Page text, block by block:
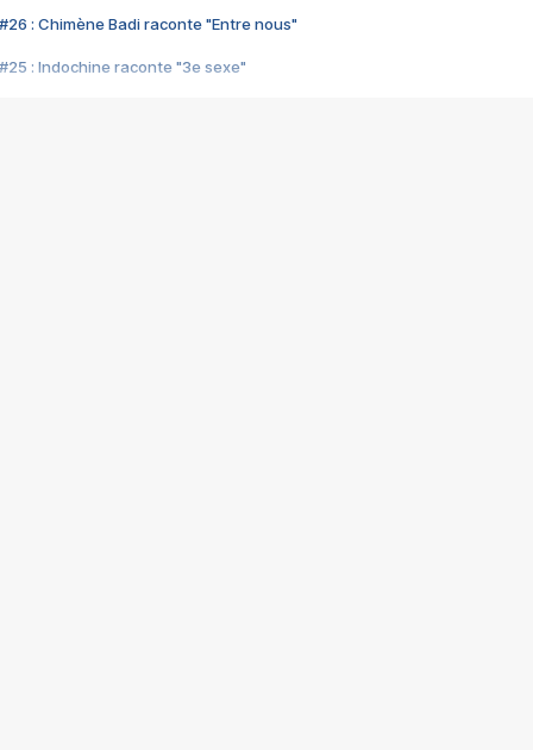
#26 : Chimène Badi raconte "Entre nous"
#25 : Indochine raconte "3e sexe"